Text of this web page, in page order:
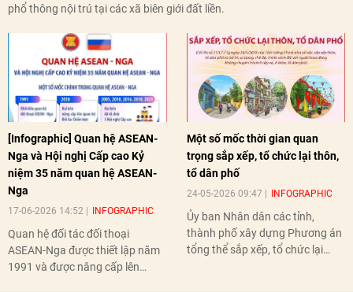
phổ thông nội trú tại các xã biên giới đất liền.
[Infographic] Quan hệ ASEAN-
Nga và Hội nghị Cấp cao Kỷ
niệm 35 năm quan hệ ASEAN-
Nga
17-06-2026 14:52 INFOGRAPHIC
Quan hệ đối tác đối thoại
ASEAN-Nga được thiết lập năm
1991 và được nâng cấp lên
Một số mốc thời gian quan
trọng sắp xếp, tổ chức lại thôn,
tổ dân phố
24-05-2026 09:47 INFOGRAPHIC
Ủy ban Nhân dân các tỉnh,
thành phố xây dựng Phương án
tổng thể sắp xếp, tổ chức lại